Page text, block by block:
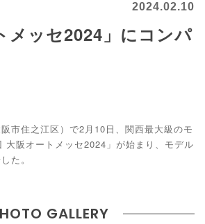
2024.02.10
メッセ2024」にコンパ
市住之江区）で2月10日、関西最大級のモ
大阪オートメッセ2024」が始まり、モデル
た。
GALLERY